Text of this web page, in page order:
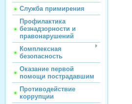
Служба примирения
Профилактика
безнадзорности и
правонарушений
Комплексная
безопасность
Оказание первой
помощи пострадавшим
Противодействие
коррупции